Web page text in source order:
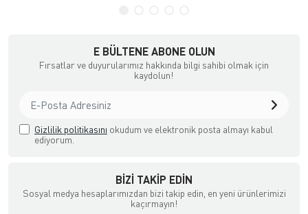
E BÜLTENE ABONE OLUN
Fırsatlar ve duyurularımız hakkında bilgi sahibi olmak için
kaydolun!
Gizlilik politikasını okudum ve elektronik posta almayı kabul
ediyorum.
BIZI TAKIP EDIN
Sosyal medya hesaplarımızdan bizi takip edin, en yeni ürünlerimizi
kaçırmayın!